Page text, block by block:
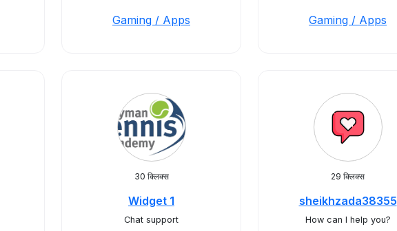
Gaming / Apps Gaming / Apps
30 क्लिक्स
Widget 1
Chat support
29 क्लिक्स
sheikhzada38355
How can I help you?